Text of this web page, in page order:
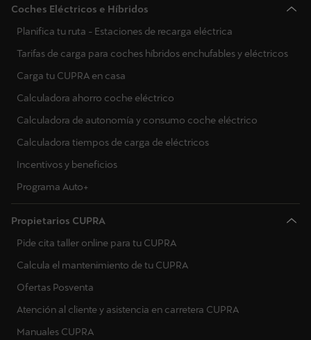
Coches Eléctricos e Híbridos
Planifica tu ruta - Estaciones de recarga eléctrica
Tarifas de carga para coches híbridos enchufables y eléctricos
Carga tu CUPRA en casa
Calculadora ahorro coche eléctrico
Calculadora de autonomía y consumo coche eléctrico
Calculadora tiempos de carga de eléctricos
Incentivos y beneficios
Programa Auto+
Propietarios CUPRA
Pide cita taller online para tu CUPRA
Calcula el mantenimiento de tu CUPRA
Ofertas Posventa
Atención al cliente y asistencia en carretera CUPRA
Manuales CUPRA